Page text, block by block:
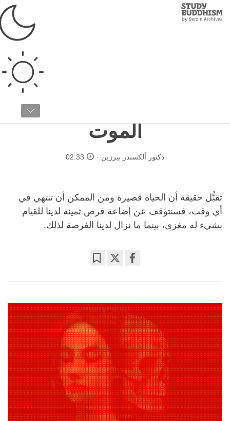
Study
Buddhism
أن نكون واقعيين بشأن
الموت
دكتور ألكسندر بيرزين 02:33
تقبُّل حقيقة أن الحياة قصيرة ومن الممكن أن تنتهي في
أي وقت، فسنتوقف عن إضاعة فرص ثمينة لدينا للقيام
بشيء له مغزى، بينما ما نزال لدينا الفرصة لذلك.
on